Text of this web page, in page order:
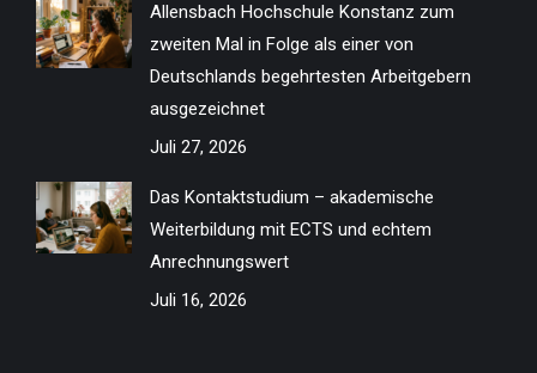
Allensbach Hochschule Konstanz zum
zweiten Mal in Folge als einer von
Deutschlands begehrtesten Arbeitgebern
ausgezeichnet
Juli 27, 2026
Das Kontaktstudium – akademische
Weiterbildung mit ECTS und echtem
Anrechnungswert
Juli 16, 2026